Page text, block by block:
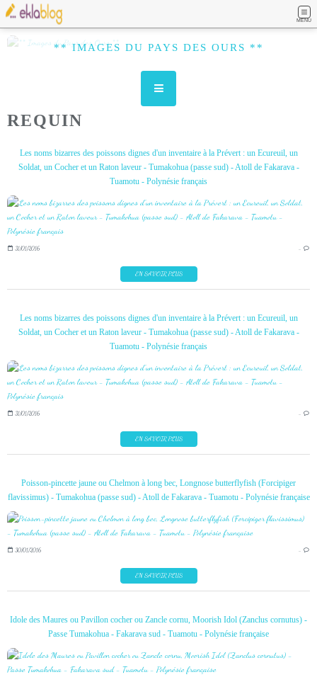
MENU
** IMAGES DU PAYS DES OURS **
REQUIN
Les noms bizarres des poissons dignes d'un inventaire à la Prévert : un Ecureuil, un
Soldat, un Cocher et un Raton laveur - Tumakohua (passe sud) - Atoll de Fakarava -
Tuamotu - Polynésie français
31/01/2016 …
EN SAVOIR PLUS
Les noms bizarres des poissons dignes d'un inventaire à la Prévert : un Ecureuil, un
Soldat, un Cocher et un Raton laveur - Tumakohua (passe sud) - Atoll de Fakarava -
Tuamotu - Polynésie français
31/01/2016 …
EN SAVOIR PLUS
Poisson-pincette jaune ou Chelmon à long bec, Longnose butterflyfish (Forcipiger
flavissimus) - Tumakohua (passe sud) - Atoll de Fakarava - Tuamotu - Polynésie française
30/01/2016 …
EN SAVOIR PLUS
Idole des Maures ou Pavillon cocher ou Zancle cornu, Moorish Idol (Zanclus cornutus) -
Passe Tumakohua - Fakarava sud - Tuamotu - Polynésie française